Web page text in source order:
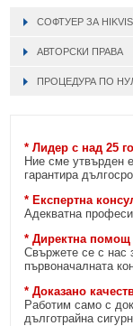
СОФТУЕР ЗА
АВТОРСКИ ПРАВА
ПРОЦЕДУРА ПО
* Лидер с над 25
Ние сме утвърден
гарантира
* Експертна
Адекватна
* Директна помощ
Свържете се с нас
първоначалната
* Доказано
Работим само с
дълготрайна